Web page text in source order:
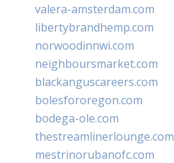
valera-amsterdam.com
libertybrandhemp.com
norwoodinnwi.com
neighboursmarket.com
blackanguscareers.com
bolesfororegon.com
bodega-ole.com
thestreamlinerlounge.com
mestrinorubanofc.com